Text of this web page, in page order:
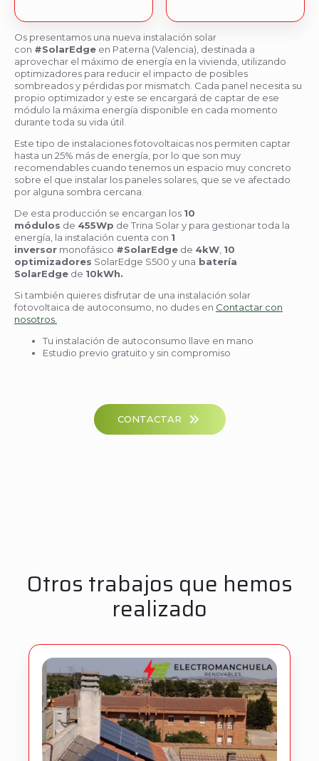
Os presentamos una nueva instalación solar
con #SolarEdge en Paterna (Valencia), destinada a
aprovechar el máximo de energía en la vivienda, utilizando
optimizadores para reducir el impacto de posibles
sombreados y pérdidas por mismatch. Cada panel necesita su
propio optimizador y este se encargará de captar de ese
módulo la máxima energía disponible en cada momento
durante toda su vida útil.
Este tipo de instalaciones fotovoltaicas nos permiten captar
hasta un 25% más de energía, por lo que son muy
recomendables cuando tenemos un espacio muy concreto
sobre el que instalar los paneles solares, que se ve afectado
por alguna sombra cercana.
De esta producción se encargan los 10
módulos de 455Wp de Trina Solar y para gestionar toda la
energía, la instalación cuenta con 1
inversor monofásico #SolarEdge de 4kW 10
optimizadores SolarEdge S500 y una batería
SolarEdge de 10kWh.
Si también quieres disfrutar de una instalación solar
fotovoltaica de autoconsumo, no dudes en Contactar con
nosotros.
Tu instalación de autoconsumo llave en mano
Estudio previo gratuito y sin compromiso
CONTACTAR
Otros trabajos que hemos
realizado